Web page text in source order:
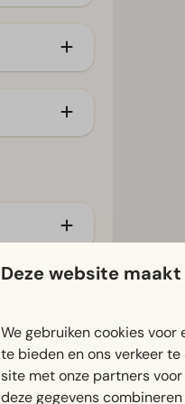
Deze website
We gebruiken cookies
te bieden en ons verkeer
site met onze partners
deze gegevens